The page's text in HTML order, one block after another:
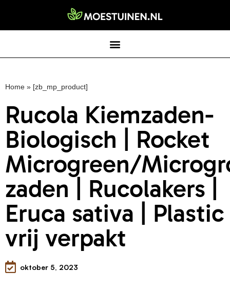
Home » [zb_mp_product]
Rucola Kiemzaden-
Biologisch | Rocket
Microgreen/
zaden | Rucolakers |
Eruca sativa | Plastic
vrij verpakt
oktober 5, 2023